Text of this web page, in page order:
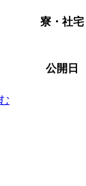
寮・社宅
公開日